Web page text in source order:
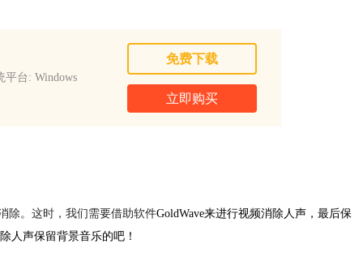
平台: Windows
免费下载
立即购买
除。这时，我们需要借助软件GoldWave来进行视频消除人声 ，最后保
人声保留背景音乐的吧！